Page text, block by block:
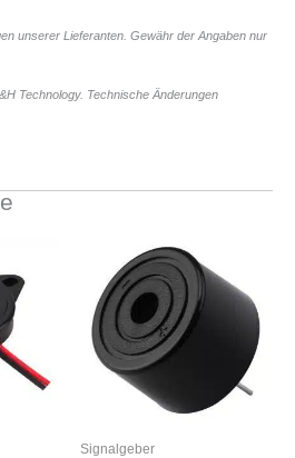
unserer Lieferanten. Gewähr der Angaben nur
Technology. Technische Änderungen
Signalgeber